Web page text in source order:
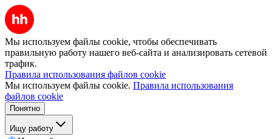
Мы используем файлы cookie, чтобы обеспечивать
правильную работу нашего веб-сайта и анализировать сетевой
трафик.
Правила использования файлов cookie
Мы используем файлы cookie. Правила использования
файлов cookie
Понятно
Ищу работу